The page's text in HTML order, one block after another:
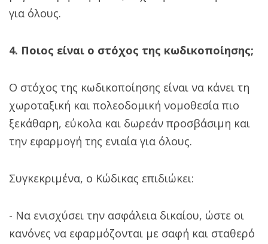
για όλους.
4. Ποιος είναι ο στόχος της κωδικοποίησης;
Ο στόχος της κωδικοποίησης είναι να κάνει τη
χωροταξική και πολεοδομική νομοθεσία πιο
ξεκάθαρη, εύκολα και δωρεάν προσβάσιμη και
την εφαρμογή της ενιαία για όλους.
Συγκεκριμένα, ο Κώδικας επιδιώκει:
- Να ενισχύσει την ασφάλεια δικαίου, ώστε οι
κανόνες να εφαρμόζονται με σαφή και σταθερό